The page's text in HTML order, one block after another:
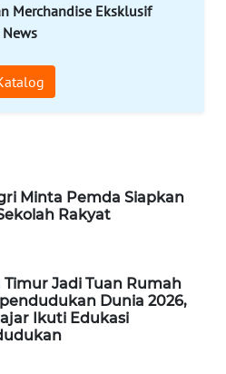
Merchandise Eksklusif
News
Minta Pemda Siapkan
Rakyat
Jadi Tuan Rumah
Dunia 2026,
Ikuti Edukasi